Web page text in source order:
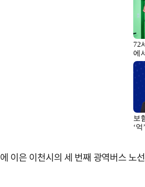
은 이천시의 세 번째 광역버스 노